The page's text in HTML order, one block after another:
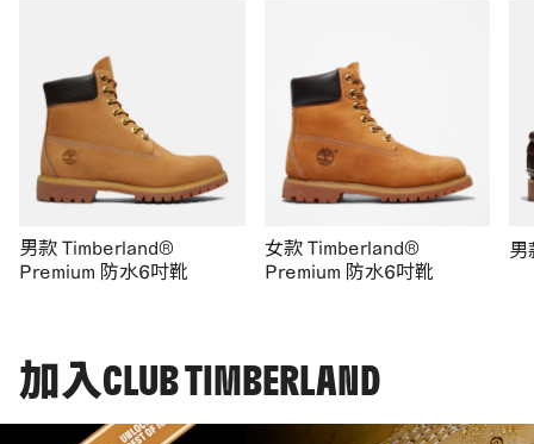
男款 Timberland®
Premium 防水6吋靴
女款 Timberland®
Premium 防水6吋靴
男
加入CLUB TIMBERLAND